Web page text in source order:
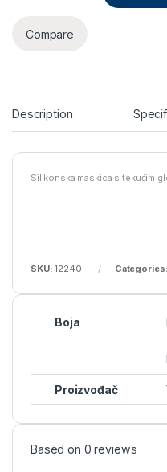
Compare
Description
Silikonska maskica s tekućim
SKU:12240 Categories:
Boja
Proizvođač
Based on 0 reviews